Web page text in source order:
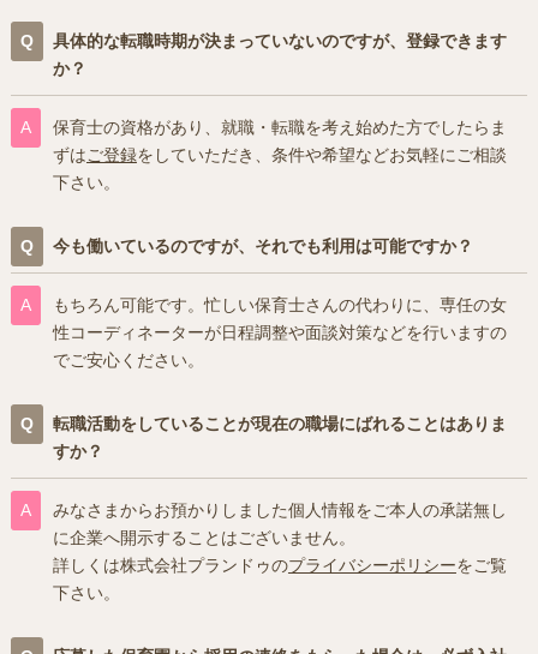
具体的な転職時期が決まっていないのですが、登録できます
か？
保育士の資格があり、就職・転職を考え始めた方でしたらま
ずはご登録をしていただき、条件や希望などお気軽にご相談
下さい。
今も働いているのですが、それでも利用は可能ですか？
もちろん可能です。忙しい保育士さんの代わりに、専任の女
性コーディネーターが日程調整や面談対策などを行いますの
でご安心ください。
転職活動をしていることが現在の職場にばれることはありま
すか？
みなさまからお預かりしました個人情報をご本人の承諾無し
に企業へ開示することはございません。
詳しくは株式会社プランドゥのプライバシーポリシーをご覧
下さい。